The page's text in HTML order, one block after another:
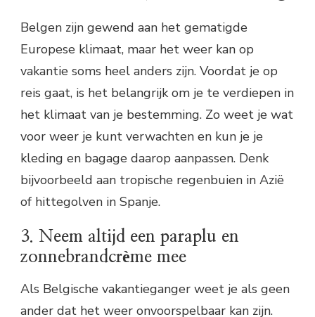
Belgen zijn gewend aan het gematigde
Europese klimaat, maar het weer kan op
vakantie soms heel anders zijn. Voordat je op
reis gaat, is het belangrijk om je te verdiepen in
het klimaat van je bestemming. Zo weet je wat
voor weer je kunt verwachten en kun je je
kleding en bagage daarop aanpassen. Denk
bijvoorbeeld aan tropische regenbuien in Azië
of hittegolven in Spanje.
3. Neem altijd een paraplu en
zonnebrandcrème mee
Als Belgische vakantieganger weet je als geen
ander dat het weer onvoorspelbaar kan zijn.